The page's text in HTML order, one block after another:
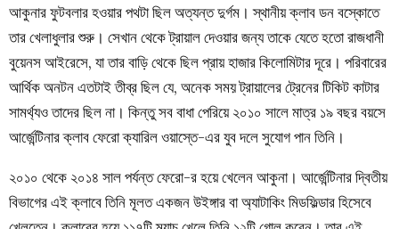
আকুনার ফুটবলার হওয়ার পথটা ছিল অত্যন্ত দুর্গম। স্থানীয় ক্লাব ডন বস্কোতে
তার খেলাধুলার শুরু। সেখান থেকে ট্রায়াল দেওয়ার জন্য তাকে যেতে হতো রাজধানী
বুয়েনস আইরেসে, যা তার বাড়ি থেকে ছিল প্রায় হাজার কিলোমিটার দূরে। পরিবারের
আর্থিক অনটন এতটাই তীব্র ছিল যে, অনেক সময় ট্রায়ালের ট্রেনের টিকিট কাটার
সামর্থ্যও তাদের ছিল না। কিন্তু সব বাধা পেরিয়ে ২০১০ সালে মাত্র ১৯ বছর বয়সে
আর্জেন্টিনার ক্লাব ফেরো ক্যারিল ওয়াস্তে-এর যুব দলে সুযোগ পান তিনি।
২০১০ থেকে ২০১৪ সাল পর্যন্ত ফেরো-র হয়ে খেলেন আকুনা। আর্জেন্টিনার দ্বিতীয়
বিভাগের এই ক্লাবে তিনি মূলত একজন উইঙ্গার বা অ্যাটাকিং মিডফিল্ডার হিসেবে